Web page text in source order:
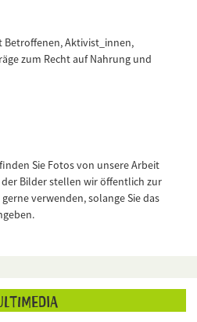
Betroffenen, Aktivist_innen,
zum Recht auf Nahrung und
Sie Fotos von unsere Arbeit
Bilder stellen wir öffentlich zur
verwenden, solange Sie das